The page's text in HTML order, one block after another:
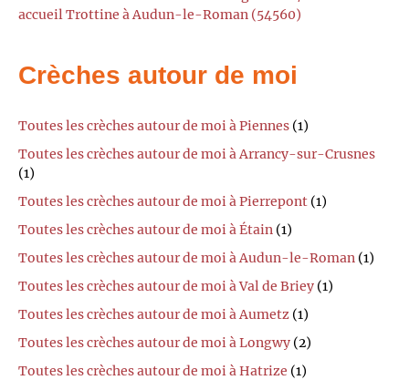
accueil Trottine à Audun-le-Roman (54560)
Crèches autour de moi
Toutes les crèches autour de moi à Piennes (1)
Toutes les crèches autour de moi à Arrancy-sur-Crusnes
(1)
Toutes les crèches autour de moi à Pierrepont (1)
Toutes les crèches autour de moi à Étain (1)
Toutes les crèches autour de moi à Audun-le-Roman (1)
Toutes les crèches autour de moi à Val de Briey (1)
Toutes les crèches autour de moi à Aumetz (1)
Toutes les crèches autour de moi à Longwy (2)
Toutes les crèches autour de moi à Hatrize (1)